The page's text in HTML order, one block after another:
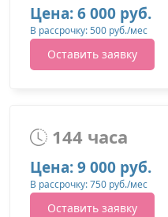
Цена: 6 000 руб.
В рассрочку: 500 руб./мес
Оставить заявку
144 часа
Цена: 9 000 руб.
В рассрочку: 750 руб./мес
Оставить заявку